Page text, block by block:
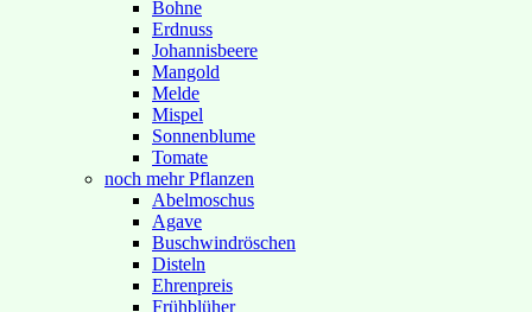
Bohne
Erdnuss
Johannisbeere
Mangold
Melde
Mispel
Sonnenblume
Tomate
noch mehr Pflanzen
Abelmoschus
Agave
Buschwindröschen
Disteln
Ehrenpreis
Frühblüher